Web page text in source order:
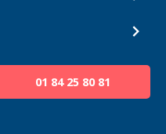
01 84 25 80 81